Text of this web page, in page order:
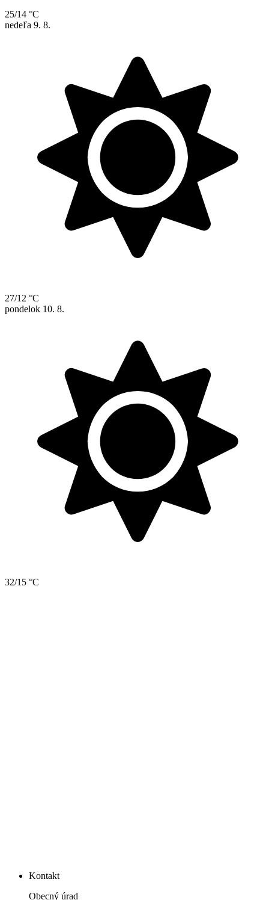
25/14 °C
nedeľa 9. 8.
27/12 °C
pondelok 10. 8.
32/15 °C
Kontakt
Obecný úrad